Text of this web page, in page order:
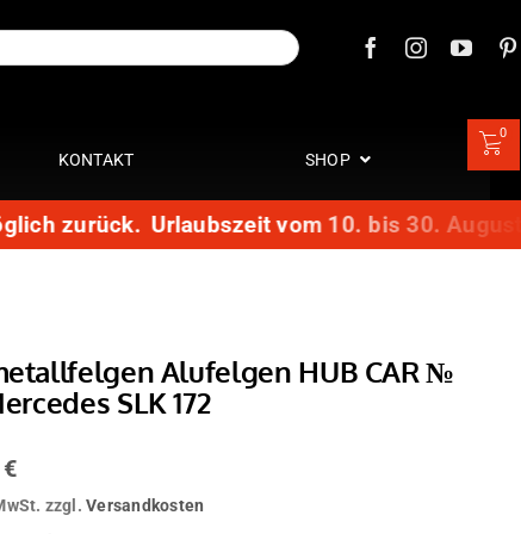
KONTAKT SHOP
0
zurück. Urlaubszeit vom 10. bis 30. August:
Alufelgen HUB CAR №
SLK 172
€
zzgl.Versandkosten